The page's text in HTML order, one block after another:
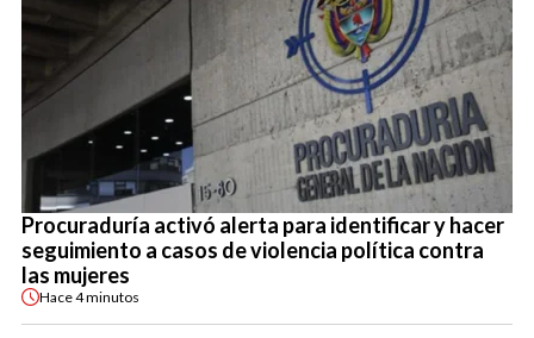
Procuraduría activó alerta para identificar y hacer
seguimiento a casos de violencia política contra
las mujeres
Hace4 minutos